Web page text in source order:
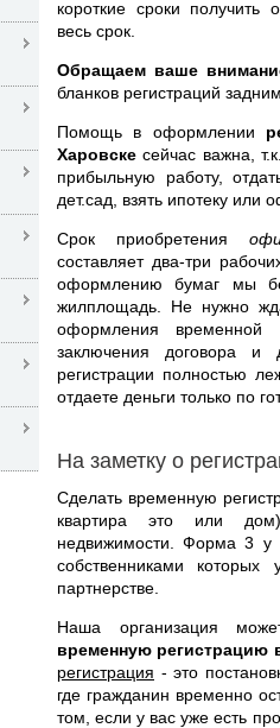
короткие сроки
весь срок.
Обращаем ваше
бланков регистраций
Помощь в оформлении
Харовскесейчас важна,
прибыльную работу,
дет.сад, взять ипотеку или
Срок приобретения
составляет два-три
оформлению бумаг мы
жилплощадь. Не нужно
оформления временной
заключения договора и
регистрации полностью
отдаете деньги только по
На заметку о
Сделать временную
квартира это или
недвижимости. Форма 3 у
собственниками
партнерстве.
Наша организация
временную регистрацию
регистрация - это
где гражданин временно
том, если у вас уже есть